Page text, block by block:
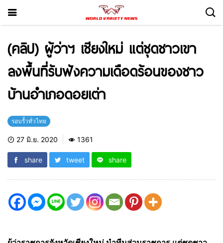
(คลิป) ผู้ว่าฯ เชียงใหม่ แต่ชุดชาวเขา
ลงพื้นที่รับฟังความเดือดร้อนของชาว
บ้านอำเภอดอยเต่า
รอบรั้วทั่วไทย
27 มิ.ย. 2020 1361
share tweet share